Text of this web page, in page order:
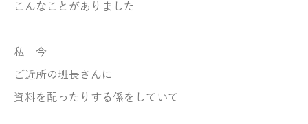
こんなことがありました
私 今
ご近所の班長さんに
資料を配ったりする係をしていて